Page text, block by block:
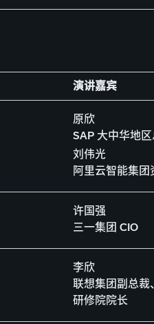
演讲嘉宾
原欣
SAP 大中华地
刘伟光
阿里云智能集
许国强
三一集团 CIO
李欣
联想集团副总裁
研修院院长